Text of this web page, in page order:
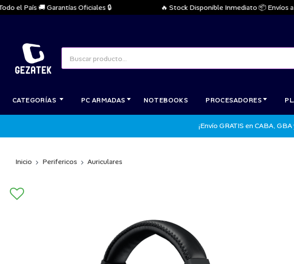
País 🚚 Garantías Oficiales 🔒 🔥 Stock Disponible Inmediato 📦 Envíos a
CATEGORÍAS PC ARMADAS NOTEBOOKS PROCESADORES
¡Envío GRATIS en CABA,
Inicio Perifericos Auriculares